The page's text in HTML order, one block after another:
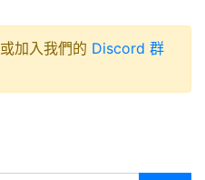
或加入我們的 Discord 群